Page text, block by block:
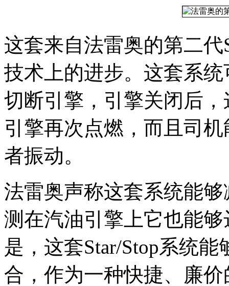
这套来自法雷奥的第二
技术上的进步。这套系
切断引擎，引擎关闭后
引擎再次点燃，而且司
者振动。
法雷奥声称这套系统能
测在汽油引擎上它也能
是，这套Star/Stop系统
合，作为一种快捷、廉